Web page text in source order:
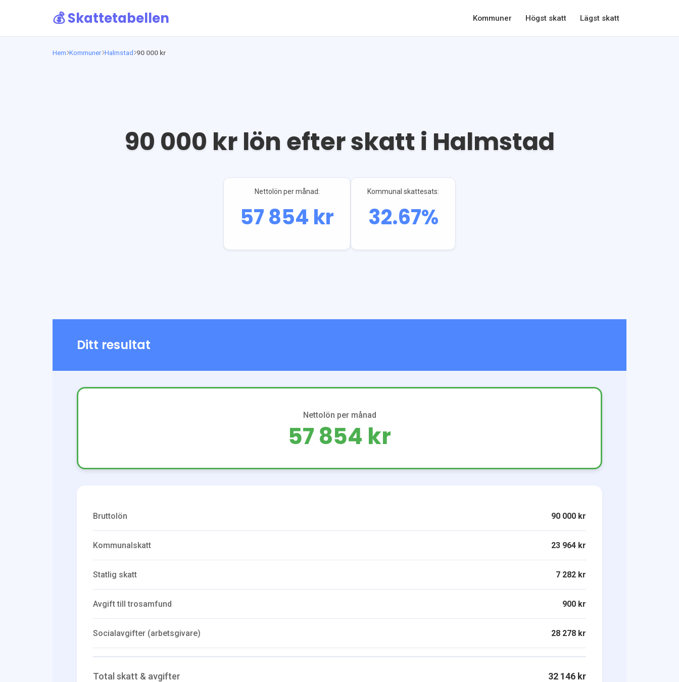
💰 Skattetabellen Kommuner Högst skatt Lägst skatt
Hem Kommuner Halmstad 90 000 kr
90 000 kr lön efter skatt i Halmstad
Nettolön per månad:
57 854 kr
Kommunal skattesats:
32.67%
Ditt resultat
Nettolön per månad
57 854 kr
Bruttolön 90 000 kr
Kommunalskatt 23 964 kr
Statlig skatt 7 282 kr
Avgift till trosamfund 900 kr
Socialavgifter (arbetsgivare) 28 278 kr
Total skatt & avgifter 32 146 kr